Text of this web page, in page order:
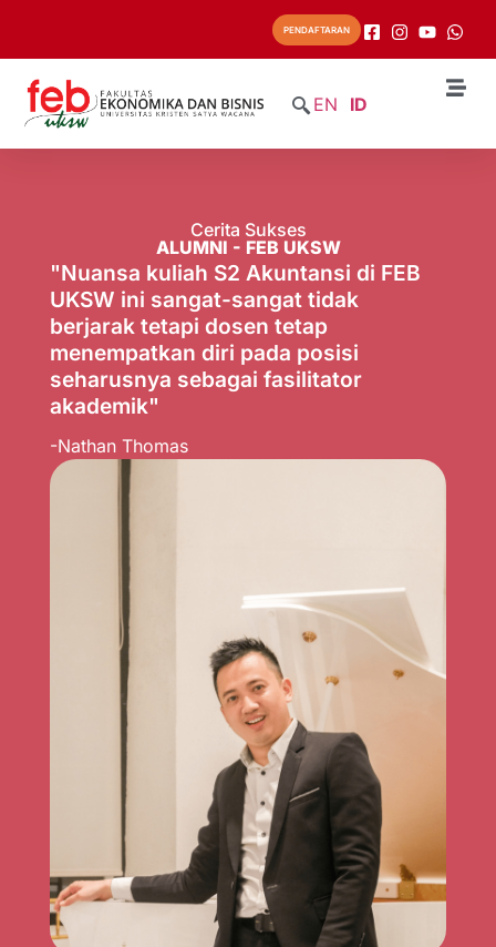
PENDAFTARAN
EN ID
Cerita Sukses
ALUMNI - FEB UKSW
"Nuansa kuliah S2 Akuntansi di FEB
UKSW ini sangat-sangat tidak
berjarak tetapi dosen tetap
menempatkan diri pada posisi
seharusnya sebagai fasilitator
akademik"
-Nathan Thomas